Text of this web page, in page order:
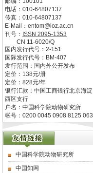
电话： 010-64807137
传真： 010-64807137
E-Mail： entom@ioz.ac.cn
刊号： ISSN 2095-1353
CN 11-6020/Q
国内发行代号： 2-151
国际发行代号： BM-407
发行范围：国内外公开发布
定价： 138元/册
定价： 828元/年
银行汇款：中国工商银行北京海淀
西区支行
户名：中国科学院动物研究所
帐号：0200 0045 0908 8125 063
中国科学院动物研究所
中国知网